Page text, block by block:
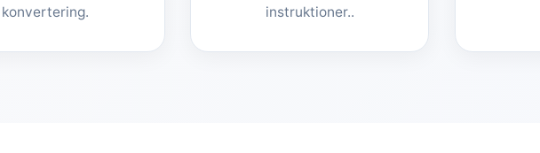
konvertering.
instruktioner..